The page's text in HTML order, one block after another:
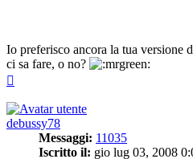
Io preferisco ancora la tua versione
ci sa fare, o no?
debussy78
Messaggi: 11035
Iscritto il: gio lug 03, 2008